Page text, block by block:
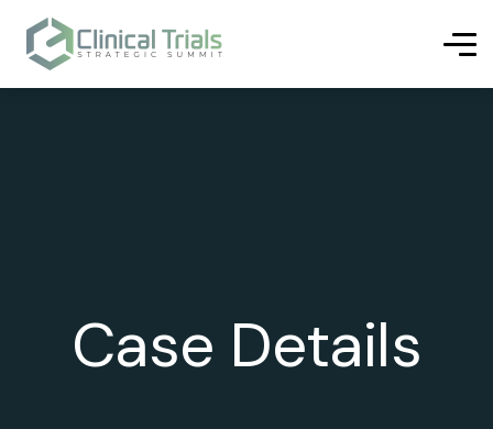
Case Details